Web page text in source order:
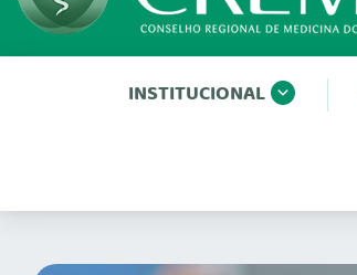
INSTITUCIONAL